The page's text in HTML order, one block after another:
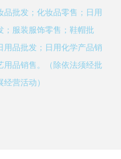
批发；化妆品零售；日用
；服装服饰零售；鞋帽批
用品批发；日用化学产品销
用品销售。（除依法须经批
营活动）